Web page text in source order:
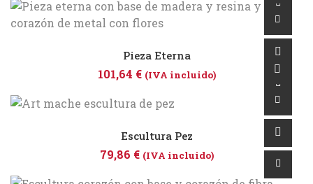
Pieza Eterna
101,64 € (IVA incluido)
Escultura Pez
79,86 € (IVA incluido)